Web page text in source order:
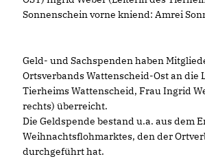
Sonnenschein vorne kniend: Amrei
Geld- und Sachspenden haben
Ortsverbands Wattenscheid-Ost an die
Tierheims Wattenscheid, Frau Ingrid
rechts) überreicht.
Die Geldspende bestand u.a. aus dem
Weihnachtsflohmarktes, den der
durchgeführt hat.